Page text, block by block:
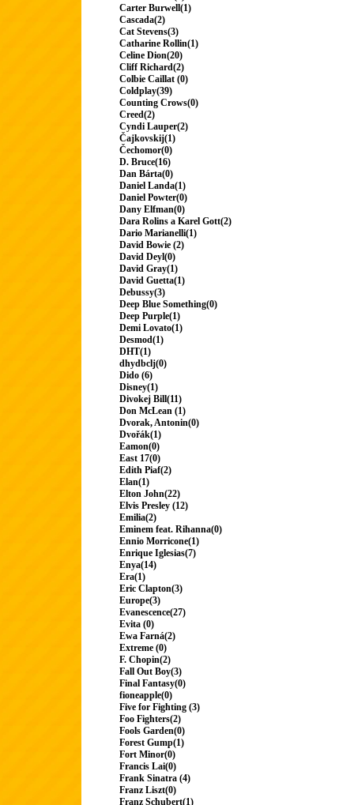
Carter Burwell(1)
Cascada(2)
Cat Stevens(3)
Catharine Rollin(1)
Celine Dion(20)
Cliff Richard(2)
Colbie Caillat (0)
Coldplay(39)
Counting Crows(0)
Creed(2)
Cyndi Lauper(2)
Čajkovskij(1)
Čechomor(0)
D. Bruce(16)
Dan Bárta(0)
Daniel Landa(1)
Daniel Powter(0)
Dany Elfman(0)
Dara Rolins a Karel Gott(2)
Dario Marianelli(1)
David Bowie (2)
David Deyl(0)
David Gray(1)
David Guetta(1)
Debussy(3)
Deep Blue Something(0)
Deep Purple(1)
Demi Lovato(1)
Desmod(1)
DHT(1)
dhydbclj(0)
Dido (6)
Disney(1)
Divokej Bill(11)
Don McLean (1)
Dvorak, Antonin(0)
Dvořák(1)
Eamon(0)
East 17(0)
Edith Piaf(2)
Elan(1)
Elton John(22)
Elvis Presley (12)
Emilia(2)
Eminem feat. Rihanna(0)
Ennio Morricone(1)
Enrique Iglesias(7)
Enya(14)
Era(1)
Eric Clapton(3)
Europe(3)
Evanescence(27)
Evita (0)
Ewa Farná(2)
Extreme (0)
F. Chopin(2)
Fall Out Boy(3)
Final Fantasy(0)
fioneapple(0)
Five for Fighting (3)
Foo Fighters(2)
Fools Garden(0)
Forest Gump(1)
Fort Minor(0)
Francis Lai(0)
Frank Sinatra (4)
Franz Liszt(0)
Franz Schubert(1)